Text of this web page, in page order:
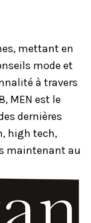
mettant en
mode et
à travers
MEN est le
dernières
high tech,
maintenant au